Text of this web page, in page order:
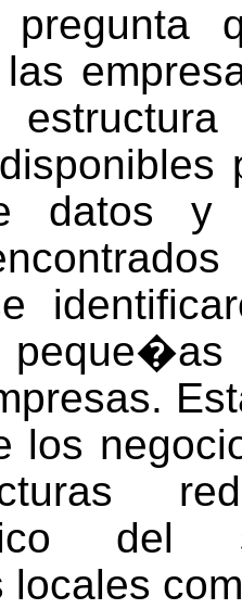
pregunta
datos y
los
del